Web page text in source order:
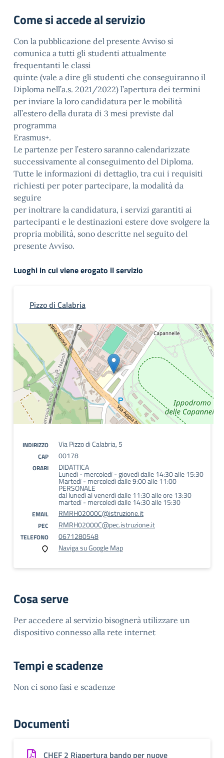
Come si accede al servizio
Con la pubblicazione del presente Avviso si
comunica a tutti gli studenti attualmente
frequentanti le classi
quinte (vale a dire gli studenti che conseguiranno il
Diploma nell’a.s. 2021/2022) l’apertura dei termini
per inviare la loro candidatura per le mobilità
all’estero della durata di 3 mesi previste dal
programma
Erasmus+.
Le partenze per l’estero saranno calendarizzate
successivamente al conseguimento del Diploma.
Tutte le informazioni di dettaglio, tra cui i requisiti
richiesti per poter partecipare, la modalità da
seguire
per inoltrare la candidatura, i servizi garantiti ai
partecipanti e le destinazioni estere dove svolgere la
propria mobilità, sono descritte nel seguito del
presente Avviso.
Luoghi in cui viene erogato il servizio
Pizzo di Calabria
INDIRIZZO Via Pizzo di Calabria, 5
CAP 00178
ORARI DIDATTICA
Lunedì - mercoledì - giovedì dalle 14:30 alle 15:30
Martedì - mercoledì dalle 9:00 alle 11:00
PERSONALE
dal lunedì al venerdì dalle 11:30 alle ore 13:30
martedì - mercoledì dalle 14:30 alle 15:30
EMAIL RMRH02000C@istruzione.it
PEC RMRH02000C@pec.istruzione.it
TELEFONO
0671280548
Naviga su Google Map
Cosa serve
Per accedere al servizio bisognerà utilizzare un
dispositivo connesso alla rete internet
Tempi e scadenze
Non ci sono fasi e scadenze
Documenti
CHEF 2 Riapertura bando per nuove